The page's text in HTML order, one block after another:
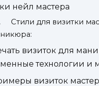
нейл мастера
Стили для визитки
визиток для
технологии и
визиток